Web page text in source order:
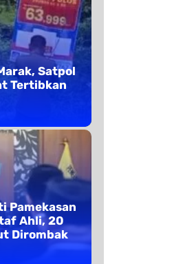
Satpol
Tertibkan
Pamekasan
Ahli, 20
Dirombak